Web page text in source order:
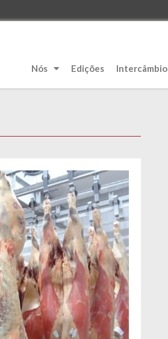
Nós Edições Intercâmbio